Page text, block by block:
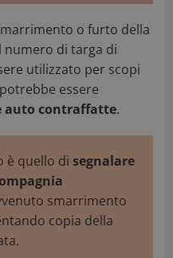
o furto della
di targa di
utilizzato per scopi
essere
auto contraffatte.
è quello di segnalare
smarrimento
copia della